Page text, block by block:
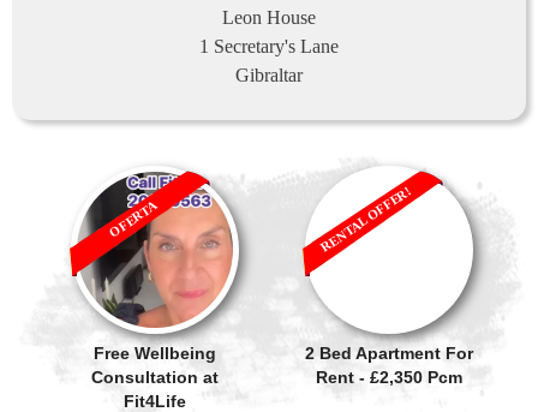
Leon House
1 Secretary's Lane
Gibraltar
Free Wellbeing
Consultation at
Fit4Life
OFERTA
2 Bed Apartment For
Rent - £2,350 Pcm
RENTAL OFFER!